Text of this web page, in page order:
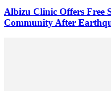
Albizu Clinic Offers Free
Community After